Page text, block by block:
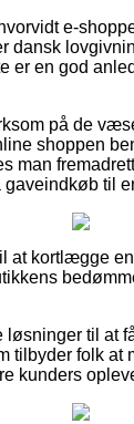
e-
dansk
er en god
på de
shoppen
man
til
at kortlægge
til at
tilbyder folk
kunders